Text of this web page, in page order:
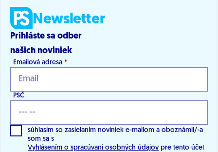
Newsletter
Prihláste sa odber
našich noviniek
Emailová adresa *
PSČ
súhlasím so zasielaním noviniek e-mailom a oboznámil/-a
som sa s
Vyhlásením o spracúvaní osobných údajov pre tento účel